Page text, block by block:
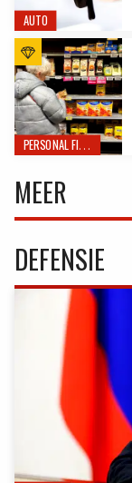
AUTO
PERSONAL FINANCE
MEER
DEFENSIE